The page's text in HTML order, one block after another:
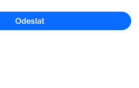
Odeslat